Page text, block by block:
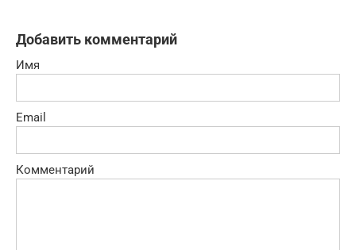
Добавить комментарий
Имя
Email
Комментарий